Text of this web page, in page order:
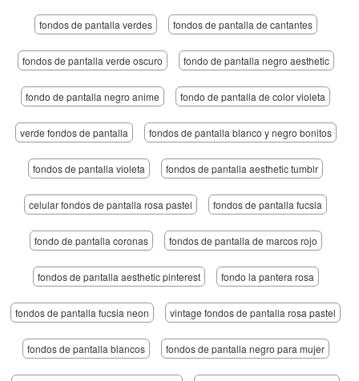
fondos de pantalla verdes fondos de pantalla de cantantes
fondos de pantalla verde oscuro fondo de pantalla negro aesthetic
fondo de pantalla negro anime fondo de pantalla de color violeta
verde fondos de pantalla fondos de pantalla blanco y negro bonitos
fondos de pantalla violeta fondos de pantalla aesthetic tumblr
celular fondos de pantalla rosa pastel fondos de pantalla fucsia
fondo de pantalla coronas fondos de pantalla de marcos rojo
fondos de pantalla aesthetic pinterest fondo la pantera rosa
fondos de pantalla fucsia neon vintage fondos de pantalla rosa pastel
fondos de pantalla blancos fondos de pantalla negro para mujer